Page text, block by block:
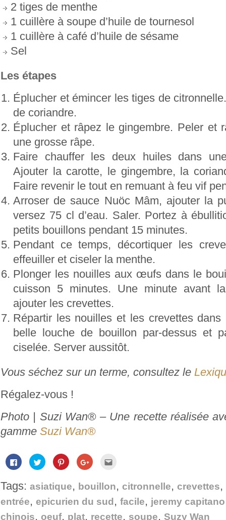
2 tiges de menthe
1 cuillère à soupe d’huile de tournesol
1 cuillère à café d’huile de sésame
Sel
Les étapes
Éplucher et émincer les tiges de
de coriandre.
Éplucher et râpez le gingembre. Peler et
une grosse râpe.
Faire chauffer les deux huiles dans
Ajouter la carotte, le gingembre, la
Faire revenir le tout en remuant à feu vif
Arroser de sauce Nuöc Mâm, ajouter la
versez 75 cl d’eau. Saler. Portez à
petits bouillons pendant 15 minutes.
Pendant ce temps, décortiquer les
effeuiller et ciseler la menthe.
Plonger les nouilles aux œufs dans le
cuisson 5 minutes. Une minute avant
ajouter les crevettes.
Répartir les nouilles et les crevettes
belle louche de bouillon par-dessus et
ciselée. Server aussitôt.
Vous séchez sur un terme, consultez le
Régalez-vous !
Photo | Suzi Wan® – Une recette réalisée
gamme Suzi Wan®
Cliquez
pour
partager
Facebook(ouvre
dans
une
nouvelle
fenêtre)
Cliquez
pour
partager
Twitter(ouvre
dans
une
nouvelle
fenêtre)
Cliquez
pour
partager
Pinterest(ouvre
dans
une
nouvelle
Cliquez
pour
Google+
(ouvre
une
fenêtre)
e-
mail
à
un
ami(ouvre
dans
Tags: asiatique, bouillon, citronnelle, crevettes,
entrée, epicurien du sud , facile, jeremy capitano
chinois, oeuf, plat, recette, soupe, Suzy Wan